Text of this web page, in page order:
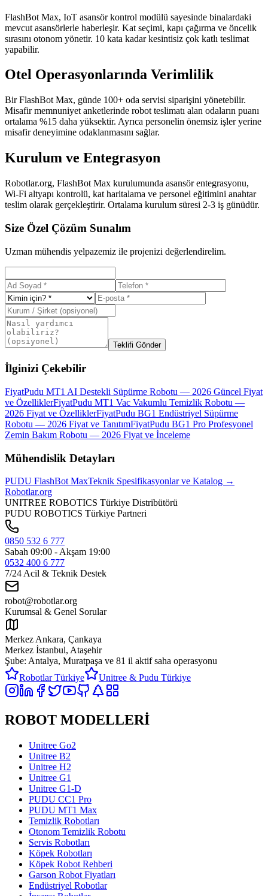
FlashBot Max, IoT asansör kontrol modülü sayesinde binalardaki
mevcut asansörlerle haberleşir. Kat seçimi, kapı çağırma ve öncelik
sırasını otonom yönetir. 10 kata kadar kesintisiz çok katlı teslimat
yapabilir.
Otel Operasyonlarında Verimlilik
Bir FlashBot Max, günde 100+ oda servisi siparişini yönetebilir.
Misafir memnuniyet anketlerinde robot teslimatı alan odaların puanı
ortalama %15 daha yüksektir. Ayrıca personelin önemsiz işler yerine
misafir deneyimine odaklanmasını sağlar.
Kurulum ve Entegrasyon
Robotlar.org, FlashBot Max kurulumunda asansör entegrasyonu,
Wi-Fi altyapı kontrolü, kat haritalama ve personel eğitimini anahtar
teslim olarak gerçekleştirir. Ortalama kurulum süresi 2-3 iş günüdür.
Size Özel Çözüm Sunalım
Uzman mühendis yelpazemiz ile projenizi değerlendirelim.
Teklifi Gönder
İlginizi Çekebilir
FiyatPudu MT1 AI Destekli Süpürme Robotu — 2026 Güncel Fiyat
ve ÖzelliklerFiyatPudu MT1 Vac Vakumlu Temizlik Robotu —
2026 Fiyat ve ÖzelliklerFiyatPudu BG1 Endüstriyel Süpürme
Robotu — 2026 Fiyat ve TanıtımFiyatPudu BG1 Pro Profesyonel
Zemin Bakım Robotu — 2026 Fiyat ve İnceleme
Mühendislik Detayları
PUDU FlashBot MaxTeknik Spesifikasyonlar ve Katalog →
Robotlar.org
UNITREE ROBOTICS Türkiye Distribütörü
PUDU ROBOTICS Türkiye Partneri
0850 532 6 777
Sabah 09:00 - Akşam 19:00
0532 400 6 777
7/24 Acil & Teknik Destek
robot@robotlar.org
Kurumsal & Genel Sorular
Merkez Ankara, Çankaya
Merkez İstanbul, Ataşehir
Şube: Antalya, Muratpaşa ve 81 il aktif saha operasyonu
Robotlar Türkiye
Unitree & Pudu Türkiye
ROBOT MODELLERİ
Unitree Go2
Unitree B2
Unitree H2
Unitree G1
Unitree G1-D
PUDU CC1 Pro
PUDU MT1 Max
Temizlik Robotları
Otonom Temizlik Robotu
Servis Robotları
Köpek Robotları
Köpek Robot Rehberi
Garson Robot Fiyatları
Endüstriyel Robotlar